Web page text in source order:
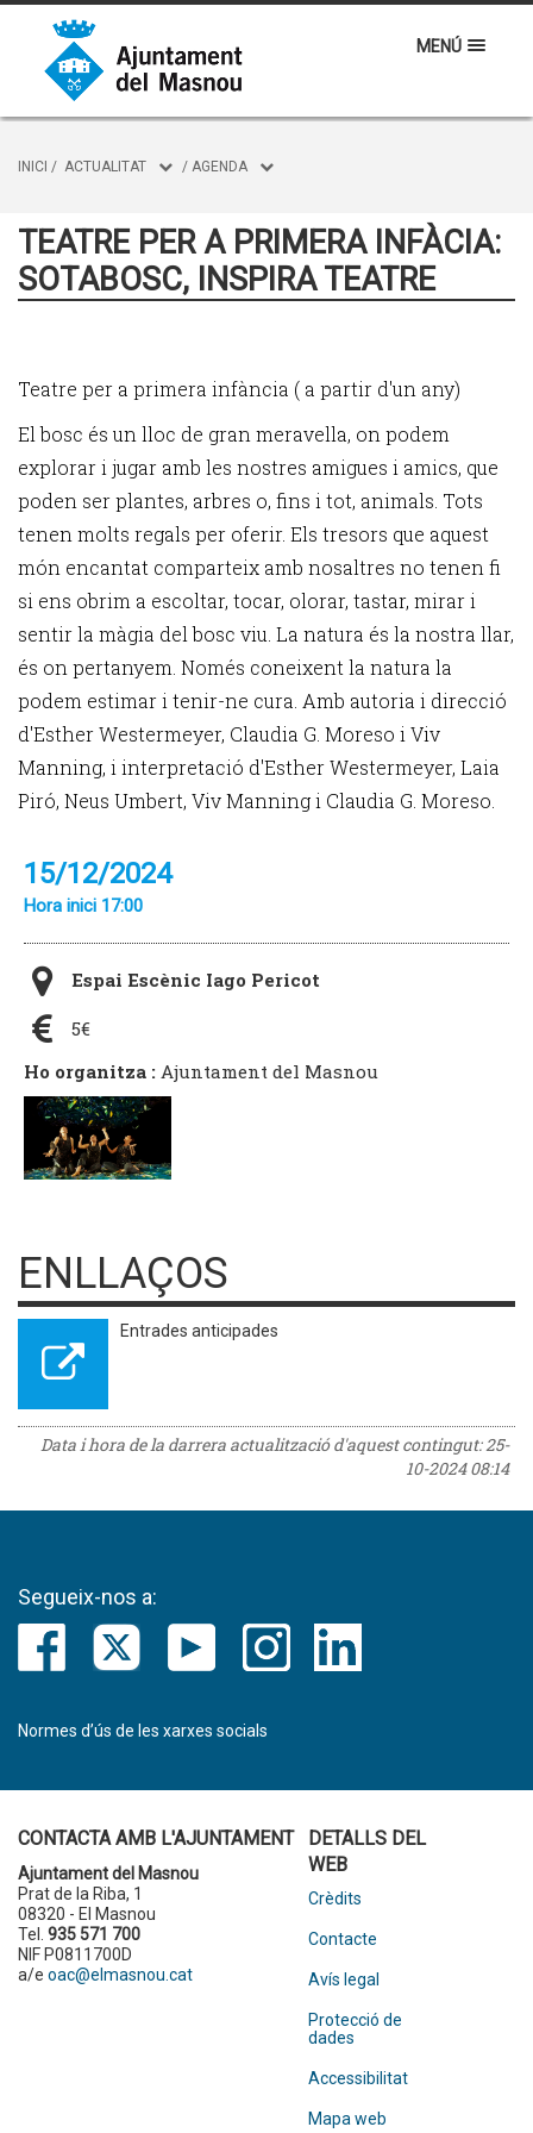
MENÚ
INICI / ACTUALITAT / AGENDA
TEATRE PER A PRIMERA INFÀCIA:
SOTABOSC, INSPIRA TEATRE
Teatre per a primera infància ( a partir d'un any)
El bosc és un lloc de gran meravella, on podem
explorar i jugar amb les nostres amigues i amics, que
poden ser plantes, arbres o, fins i tot, animals. Tots
tenen molts regals per oferir. Els tresors que aquest
món encantat comparteix amb nosaltres no tenen fi
si ens obrim a escoltar, tocar, olorar, tastar, mirar i
sentir la màgia del bosc viu. La natura és la nostra llar,
és on pertanyem. Només coneixent la natura la
podem estimar i tenir-ne cura. Amb autoria i direcció
d'Esther Westermeyer, Claudia G. Moreso i Viv
Manning, i interpretació d'Esther Westermeyer, Laia
Piró, Neus Umbert, Viv Manning i Claudia G. Moreso.
15/12/2024
Hora inici 17:00
Espai Escènic Iago Pericot
5€
Ho organitza : Ajuntament del Masnou
ENLLAÇOS
Entrades anticipades
Data i hora de la darrera actualització d'aquest contingut:25-
10-2024 08:14
Segueix-nos a:
Normes d’ús de les xarxes socials
CONTACTA AMB L'AJUNTAMENT
Ajuntament del Masnou
Prat de la Riba, 1
08320 - El Masnou
Tel. 935 571 700
NIF P0811700D
a/e oac@elmasnou.cat
DETALLS DEL
WEB
Crèdits
Contacte
Avís legal
Protecció de
dades
Accessibilitat
Mapa web